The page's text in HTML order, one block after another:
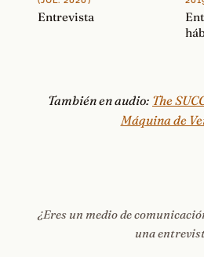
Entrevista
También en audio: The
Máquina de
¿Eres un medio de
una